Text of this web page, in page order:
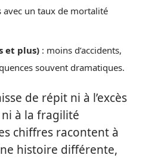
avec un taux de mortalité
et plus) : moins d’accidents,
souvent dramatiques.
de répit ni à l’excès
à la fragilité
chiffres racontent à
histoire différente,